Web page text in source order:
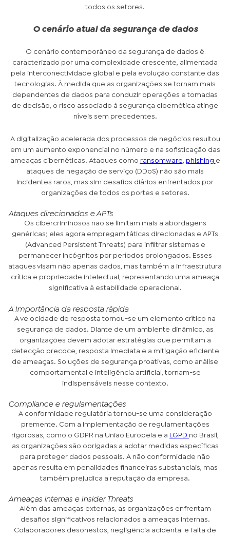
todos os setores.
O cenário atual da segurança de dados
O cenário contemporâneo da segurança de dados é
caracterizado por uma complexidade crescente, alimentada
pela interconectividade global e pela evolução constante das
tecnologias. À medida que as organizações se tornam mais
dependentes de dados para conduzir operações e tomadas
de decisão, o risco associado à segurança cibernética atinge
níveis sem precedentes.
A digitalização acelerada dos processos de negócios resultou
em um aumento exponencial no número e na sofisticação das
ameaças cibernéticas. Ataques como ransomware phishing e
ataques de negação de serviço (DDoS) não são mais
incidentes raros, mas sim desafios diários enfrentados por
organizações de todos os portes e setores.
Ataques direcionados e APTs
Os cibercriminosos não se limitam mais a abordagens
genéricas; eles agora empregam táticas direcionadas e APTs
(Advanced Persistent Threats) para infiltrar sistemas e
permanecer incógnitos por períodos prolongados. Esses
ataques visam não apenas dados, mas também a infraestrutura
crítica e propriedade intelectual, representando uma ameaça
significativa à estabilidade operacional.
A Importância da resposta rápida
A velocidade de resposta tornou-se um elemento crítico na
segurança de dados. Diante de um ambiente dinâmico, as
organizações devem adotar estratégias que permitam a
detecção precoce, resposta imediata e a mitigação eficiente
de ameaças. Soluções de segurança proativas, como análise
comportamental e inteligência artificial, tornam-se
indispensáveis nesse contexto.
Compliance e regulamentações
A conformidade regulatória tornou-se uma consideração
premente. Com a implementação de regulamentações
rigorosas, como o GDPR na União Europeia e a
LGPD no Brasil,
as organizações são obrigadas a adotar medidas específicas
para proteger dados pessoais. A não conformidade não
apenas resulta em penalidades financeiras substanciais, mas
também prejudica a reputação da empresa.
Ameaças internas e Insider Threats
Além das ameaças externas, as organizações enfrentam
desafios significativos relacionados a ameaças internas.
Colaboradores desonestos, negligência acidental e falta de